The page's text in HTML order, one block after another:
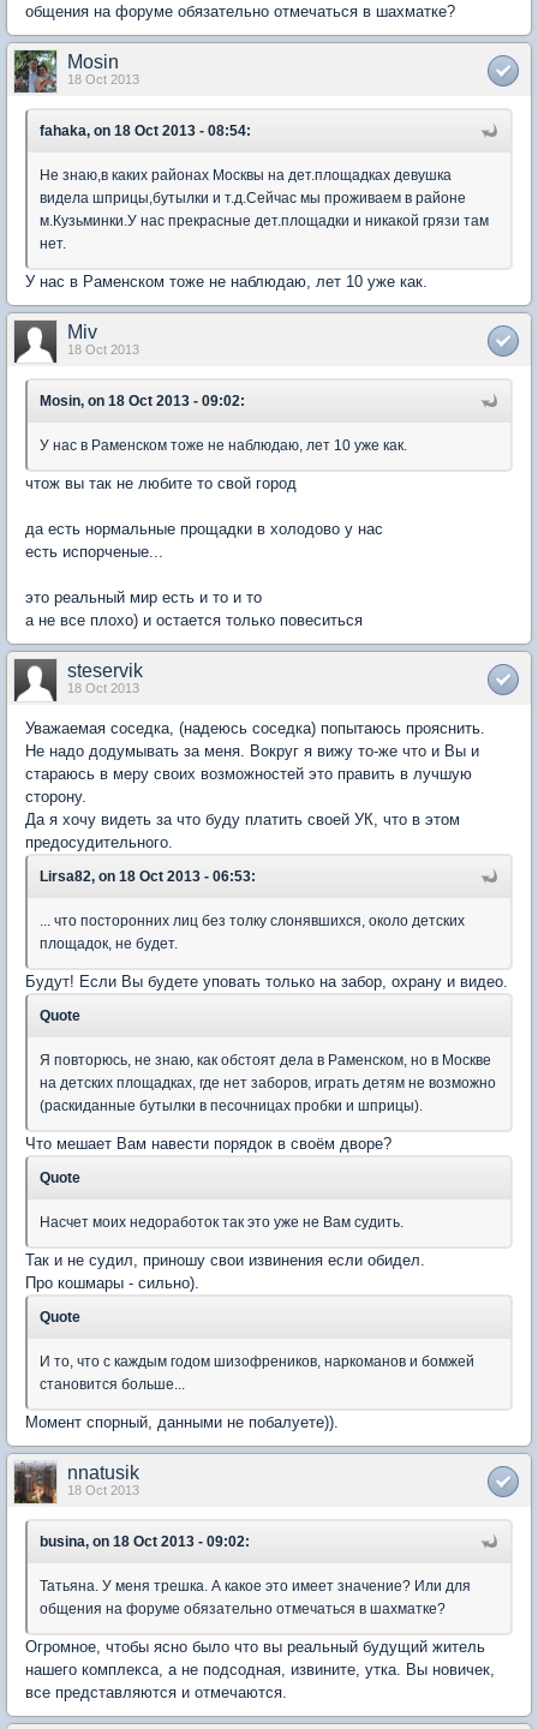
общения на форуме обязательно отмечаться в шахматке?
Mosin
18 Oct 2013
fahaka, on 18 Oct 2013 - 08:54:
Не знаю,в каких районах Москвы на дет.площадках девушка
видела шприцы,бутылки и т.д.Сейчас мы проживаем в районе
м.Кузьминки.У нас прекрасные дет.площадки и никакой грязи там
нет.
У нас в Раменском тоже не наблюдаю, лет 10 уже как.
Miv
18 Oct 2013
Mosin, on 18 Oct 2013 - 09:02:
У нас в Раменском тоже не наблюдаю, лет 10 уже как.
чтож вы так не любите то свой город
да есть нормальные прощадки в холодово у нас
есть испорченые...
это реальный мир есть и то и то
а не все плохо) и остается только повеситься
steservik
18 Oct 2013
Уважаемая соседка, (надеюсь соседка) попытаюсь прояснить.
Не надо додумывать за меня. Вокруг я вижу то-же что и Вы и
стараюсь в меру своих возможностей это править в лучшую
сторону.
Да я хочу видеть за что буду платить своей УК, что в этом
предосудительного.
Lirsa82, on 18 Oct 2013 - 06:53:
... что посторонних лиц без толку слонявшихся, около детских
площадок, не будет.
Будут! Если Вы будете уповать только на забор, охрану и видео.
Quote
Я повторюсь, не знаю, как обстоят дела в Раменском, но в Москве
на детских площадках, где нет заборов, играть детям не возможно
(раскиданные бутылки в песочницах пробки и шприцы).
Что мешает Вам навести порядок в своём дворе?
Quote
Насчет моих недоработок так это уже не Вам судить.
Так и не судил, приношу свои извинения если обидел.
Про кошмары - сильно).
Quote
И то, что с каждым годом шизофреников, наркоманов и бомжей
становится больше...
Момент спорный, данными не побалуете)).
nnatusik
18 Oct 2013
busina, on 18 Oct 2013 - 09:02:
Татьяна. У меня трешка. А какое это имеет значение? Или для
общения на форуме обязательно отмечаться в шахматке?
Огромное, чтобы ясно было что вы реальный будущий житель
нашего комплекса, а не подсодная, извините, утка. Вы новичек,
все представляются и отмечаются.